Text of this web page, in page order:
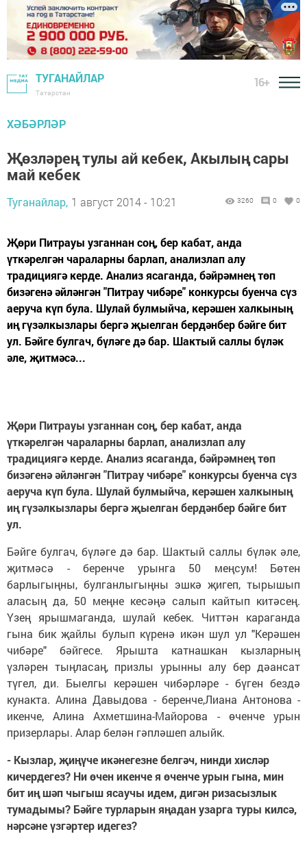
ТУГАНАЙЛАР
Татарстан
16+
ХӘБӘРЛӘР
Җөзләрең тулы ай кебек, Акылың сары
май кебек
Туганайлар, 1 август 2014 - 10:21 3260 0 0
Җөри Питрауы узганнан соң, бер кабат, анда
үткәрелгән чараларны барлап, анализлап алу
традициягә керде. Анализ ясаганда, бәйрәмнең төп
бизәгенә әйләнгән "Питрау чибәре" конкурсы буенча сүз
аеруча күп була. Шулай булмыйча, керәшен халкының
иң гүзәлкызлары бергә җыелган бердәнбер бәйге бит
ул. Бәйге булгач, бүләге дә бар. Шактый саллы бүләк
әле, җитмәсә...
Җөри Питрауы узганнан соң, бер кабат, анда
үткәрелгән чараларны барлап, анализлап алу
традициягә керде. Анализ ясаганда, бәйрәмнең төп
бизәгенә әйләнгән "Питрау чибәре" конкурсы буенча сүз
аеруча күп була. Шулай булмыйча, керәшен халкының
иң гүзәлкызлары бергә җыелган бердәнбер бәйге бит
ул.
Бәйге булгач, бүләге дә бар. Шактый саллы бүләк әле,
җитмәсә - беренче урынга 50 меңсум! Бөтен
барлыгыңны, булганлыгыңны эшкә җигеп, тырышып
аласың да, 50 меңне кесәңә салып кайтып китәсең.
Үзең ярышмаганда, шулай кебек. Читтән караганда
гына бик җайлы булып күренә икән шул ул "Керәшен
чибәре" бәйгесе. Ярышта катнашкан кызларның
үзләрен тыңласаң, призлы урынны алу бер дәансат
түгел, ди. Быелгы керәшен чибәрләре - бүген бездә
кунакта. Алина Давыдова - беренче,Лиана Антонова -
икенче, Алина Ахметшина-Майорова - өченче урын
призерлары. Алар белән гәпләшеп алыйк.
- Кызлар, җиңүче икәнегезне белгәч, нинди хисләр
кичердегез? Ни өчен икенче я өченче урын гына, мин
бит иң шәп чыгыш ясаучы идем, дигән ризасызлык
тумадымы? Бәйге турларын яңадан узарга туры килсә,
нәрсәне үзгәртер идегез?